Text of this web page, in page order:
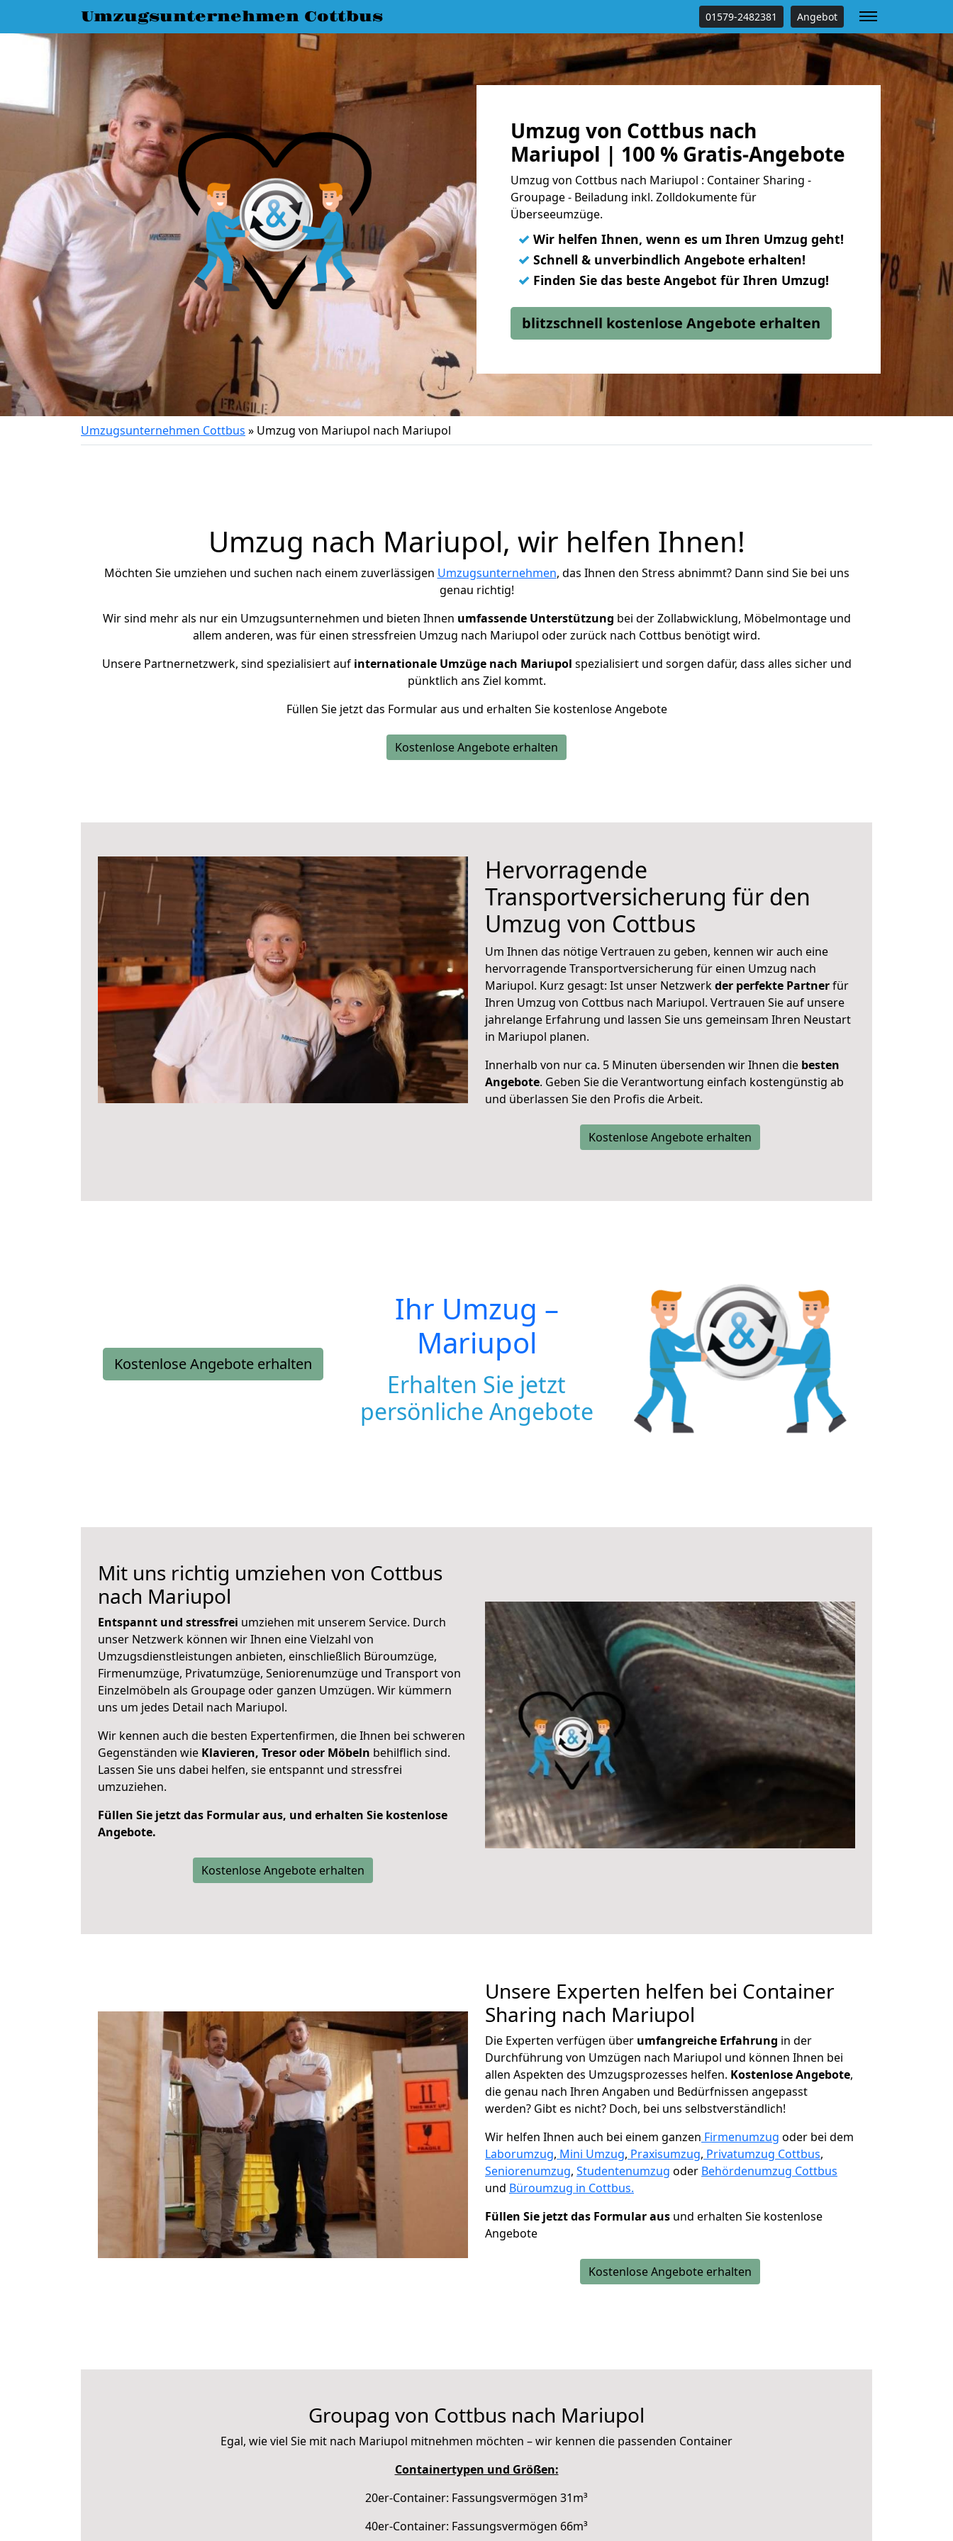
Umzugsunternehmen Cottbus 01579-2482381 Angebot
Umzug von Cottbus nach
Mariupol | 100 % Gratis-Angebote
Umzug von Cottbus nach Mariupol : Container Sharing -
Groupage - Beiladung inkl. Zolldokumente für
Überseeumzüge.
✓ Wir helfen Ihnen, wenn es um Ihren Umzug geht!
✓ Schnell & unverbindlich Angebote erhalten!
✓ Finden Sie das beste Angebot für Ihren Umzug!
blitzschnell kostenlose Angebote erhalten
Umzugsunternehmen Cottbus » Umzug von Mariupol nach Mariupol
Umzug nach Mariupol, wir helfen Ihnen!
Möchten Sie umziehen und suchen nach einem zuverlässigen Umzugsunternehmen, das Ihnen den Stress abnimmt? Dann sind Sie bei uns
genau richtig!
Wir sind mehr als nur ein Umzugsunternehmen und bieten Ihnen umfassende Unterstützung bei der Zollabwicklung, Möbelmontage und
allem anderen, was für einen stressfreien Umzug nach Mariupol oder zurück nach Cottbus benötigt wird.
Unsere Partnernetzwerk, sind spezialisiert auf internationale Umzüge nach Mariupol spezialisiert und sorgen dafür, dass alles sicher und
pünktlich ans Ziel kommt.
Füllen Sie jetzt das Formular aus und erhalten Sie kostenlose Angebote
Kostenlose Angebote erhalten
Hervorragende
Transportversicherung für den
Umzug von Cottbus
Um Ihnen das nötige Vertrauen zu geben, kennen wir auch eine
hervorragende Transportversicherung für einen Umzug nach
Mariupol. Kurz gesagt: Ist unser Netzwerkder perfekte Partnerfür
Ihren Umzug von Cottbus nach Mariupol. Vertrauen Sie auf unsere
jahrelange Erfahrung und lassen Sie uns gemeinsam Ihren Neustart
in Mariupol planen.
Innerhalb von nur ca. 5 Minuten übersenden wir Ihnen die besten
Angebote. Geben Sie die Verantwortung einfach kostengünstig ab
und überlassen Sie den Profis die Arbeit.
Kostenlose Angebote erhalten
Kostenlose Angebote erhalten
Ihr Umzug –
Mariupol
Erhalten Sie jetzt
persönliche Angebote
Mit uns richtig umziehen von Cottbus
nach Mariupol
Entspannt und stressfrei umziehen mit unserem Service. Durch
unser Netzwerk können wir Ihnen eine Vielzahl von
Umzugsdienstleistungen anbieten, einschließlich Büroumzüge,
Firmenumzüge, Privatumzüge, Seniorenumzüge und Transport von
Einzelmöbeln als Groupage oder ganzen Umzügen. Wir kümmern
uns um jedes Detail nach Mariupol.
Wir kennen auch die besten Expertenfirmen, die Ihnen bei schweren
Gegenständen wie Klavieren, Tresor oder Möbeln behilflich sind.
Lassen Sie uns dabei helfen, sie entspannt und stressfrei
umzuziehen.
Füllen Sie jetzt das Formular aus, und erhalten Sie kostenlose
Angebote.
Kostenlose Angebote erhalten
Unsere Experten helfen bei Container
Sharing nach Mariupol
Die Experten verfügen über umfangreiche Erfahrung in der
Durchführung von Umzügen nach Mariupol und können Ihnen bei
allen Aspekten des Umzugsprozesses helfen. Kostenlose Angebote,
die genau nach Ihren Angaben und Bedürfnissen angepasst
werden? Gibt es nicht? Doch, bei uns selbstverständlich!
Wir helfen Ihnen auch bei einem ganzen Firmenumzug oder bei dem
Laborumzug, Mini Umzug, Praxisumzug, Privatumzug Cottbus,
Seniorenumzug, Studentenumzug oder Behördenumzug Cottbus
und Büroumzug in Cottbus.
Füllen Sie jetzt das Formular aus und erhalten Sie kostenlose
Angebote
Kostenlose Angebote erhalten
Groupag von Cottbus nach Mariupol
Egal, wie viel Sie mit nach Mariupol mitnehmen möchten – wir kennen die passenden Container
Containertypen und Größen:
20er-Container: Fassungsvermögen 31m³
40er-Container: Fassungsvermögen 66m³